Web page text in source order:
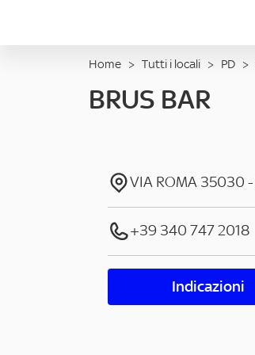
Home > Tutti i locali > PD >
BRUS BAR
VIA ROMA 35030 -
+39 340 747 2018
Indicazioni